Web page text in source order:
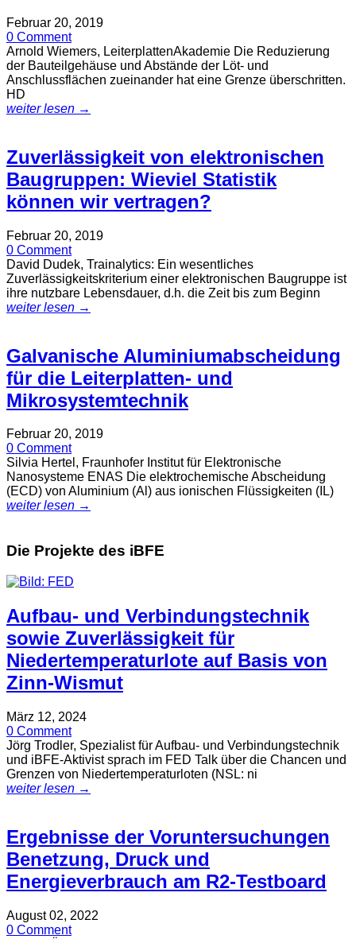
Februar 20, 2019
0 Comment
Arnold Wiemers, LeiterplattenAkademie Die Reduzierung
der Bauteilgehäuse und Abstände der Löt- und
Anschlussflächen zueinander hat eine Grenze überschritten.
HD
weiter lesen →
Zuverlässigkeit von elektronischen
Baugruppen: Wieviel Statistik
können wir vertragen?
Februar 20, 2019
0 Comment
David Dudek, Trainalytics: Ein wesentliches
Zuverlässigkeitskriterium einer elektronischen Baugruppe ist
ihre nutzbare Lebensdauer, d.h. die Zeit bis zum Beginn
weiter lesen →
Galvanische Aluminiumabscheidung
für die Leiterplatten- und
Mikrosystemtechnik
Februar 20, 2019
0 Comment
Silvia Hertel, Fraunhofer Institut für Elektronische
Nanosysteme ENAS Die elektrochemische Abscheidung
(ECD) von Aluminium (Al) aus ionischen Flüssigkeiten (IL)
weiter lesen →
Die Projekte des iBFE
Aufbau- und Verbindungstechnik
sowie Zuverlässigkeit für
Niedertemperaturlote auf Basis von
Zinn-Wismut
März 12, 2024
0 Comment
Jörg Trodler, Spezialist für Aufbau- und Verbindungstechnik
und iBFE-Aktivist sprach im FED Talk über die Chancen und
Grenzen von Niedertemperaturloten (NSL: ni
weiter lesen →
Ergebnisse der Voruntersuchungen
Benetzung, Druck und
Energieverbrauch am R2-Testboard
August 02, 2022
0 Comment